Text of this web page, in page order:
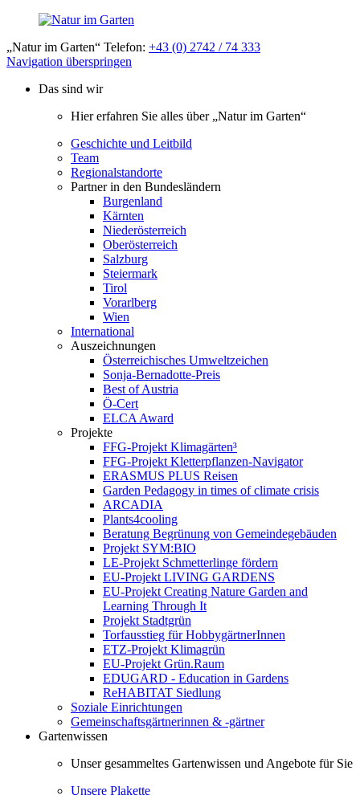
„Natur im Garten“ Telefon: +43 (0) 2742 / 74 333
Navigation überspringen
Das sind wir
Hier erfahren Sie alles über „Natur im Garten“
Geschichte und Leitbild
Team
Regionalstandorte
Partner in den Bundesländern
Burgenland
Kärnten
Niederösterreich
Oberösterreich
Salzburg
Steiermark
Tirol
Vorarlberg
Wien
International
Auszeichnungen
Österreichisches Umweltzeichen
Sonja-Bernadotte-Preis
Best of Austria
Ö-Cert
ELCA Award
Projekte
FFG-Projekt Klimagärten³
FFG-Projekt Kletterpflanzen-Navigator
ERASMUS PLUS Reisen
Garden Pedagogy in times of climate crisis
ARCADIA
Plants4cooling
Beratung Begrünung von Gemeindegebäuden
Projekt SYM:BIO
LE-Projekt Schmetterlinge fördern
EU-Projekt LIVING GARDENS
EU-Projekt Creating Nature Garden and
Learning Through It
Projekt Stadtgrün
Torfausstieg für HobbygärtnerInnen
ETZ-Projekt Klimagrün
EU-Projekt Grün.Raum
EDUGARD - Education in Gardens
ReHABITAT Siedlung
Soziale Einrichtungen
Gemeinschaftsgärtnerinnen & -gärtner
Gartenwissen
Unser gesammeltes Gartenwissen und Angebote für Sie
Unsere Plakette